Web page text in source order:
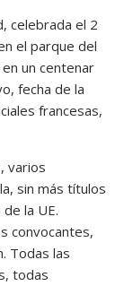
celebrada el 2
el parque del
un centenar
fecha de la
francesas,
varios
sin más títulos
la UE.
convocantes,
Todas las
todas